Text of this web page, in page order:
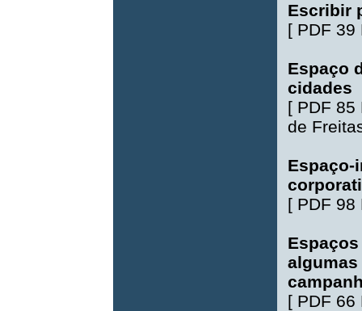
Escribir
[ PDF 39
Espaço
cidades
[ PDF 85
de
Espaço-
[ PDF 98
[ PDF 66